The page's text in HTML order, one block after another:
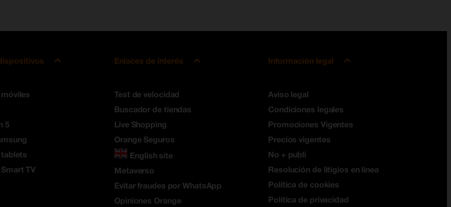
5
TV
Enlaces de interés
Test de velocidad
Buscador de tiendas
Live Shopping
Orange Seguros
English site
Metaverso
Evitar fraudes por WhatsApp
Opiniones Orange
Información legal
Aviso legal
Condiciones legales
Promociones Vigentes
Precios vigentes
No + publi
Resolución de litigios en línea
Política de cookies
Política de privacidad